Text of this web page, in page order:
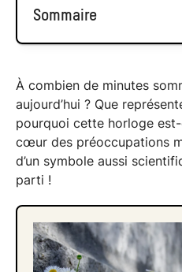
Sommaire
Qu’est-ce que
Qui a créé cette
fonctionne-t-elle ?
Que représente
Pourquoi l’horloge
recule-t-elle) ?
Quels sont les
aujourd’hui ?
À combien de minutes
aujourd’hui ? Que
pourquoi cette horloge
cœur des préoccupations
d’un symbole aussi
parti !